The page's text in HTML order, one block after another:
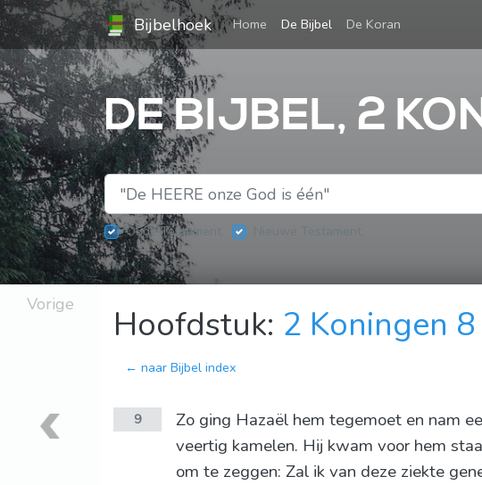
Bijbelhoek Home (current)
De Bijbel De Koran
DE BIJBEL, 2
Oude Testament
Vorige Hoofdstuk: 2 Koningen 8
← naar Bijbel index
9
Zo ging Hazaël hem tegemoet en nam
veertig kamelen. Hij kwam voor hem
om te zeggen: Zal ik van deze ziekte